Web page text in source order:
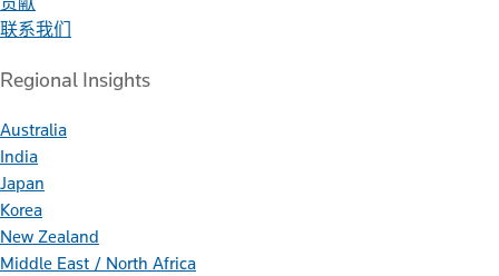
联系我们
Regional Insights
Australia
India
Japan
Korea
New Zealand
Middle East / North Africa